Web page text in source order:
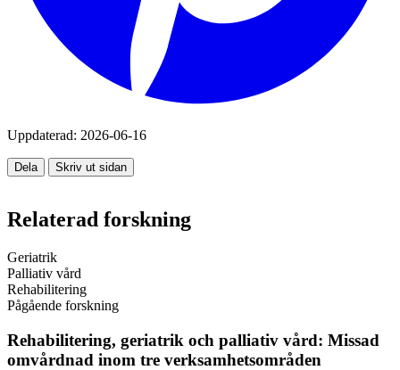
Uppdaterad: 2026-06-16
Dela Skriv ut sidan
Relaterad forskning
Geriatrik
Palliativ vård
Rehabilitering
Pågående forskning
Rehabilitering, geriatrik och palliativ vård: Missad
omvårdnad inom tre verksamhetsområden